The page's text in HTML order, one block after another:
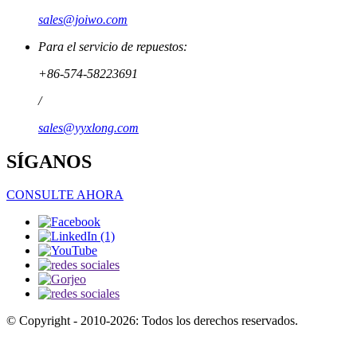
sales@joiwo.com
Para el servicio de repuestos:
+86-574-58223691
/
sales@yyxlong.com
SÍGANOS
CONSULTE AHORA
© Copyright - 2010-2026: Todos los derechos reservados.